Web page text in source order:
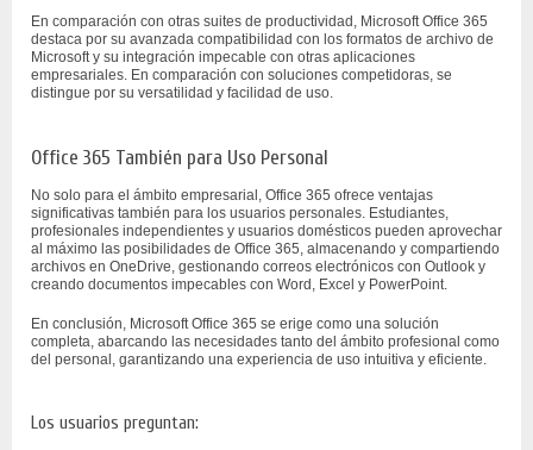
En comparación con otras suites de productividad, Microsoft Office 365
destaca por su avanzada compatibilidad con los formatos de archivo de
Microsoft y su integración impecable con otras aplicaciones
empresariales. En comparación con soluciones competidoras, se
distingue por su versatilidad y facilidad de uso.
Office 365 También para Uso Personal
No solo para el ámbito empresarial, Office 365 ofrece ventajas
significativas también para los usuarios personales. Estudiantes,
profesionales independientes y usuarios domésticos pueden aprovechar
al máximo las posibilidades de Office 365, almacenando y compartiendo
archivos en OneDrive, gestionando correos electrónicos con Outlook y
creando documentos impecables con Word, Excel y PowerPoint.
En conclusión, Microsoft Office 365 se erige como una solución
completa, abarcando las necesidades tanto del ámbito profesional como
del personal, garantizando una experiencia de uso intuitiva y eficiente.
Los usuarios preguntan: